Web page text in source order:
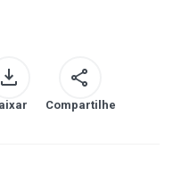
Compartilhe